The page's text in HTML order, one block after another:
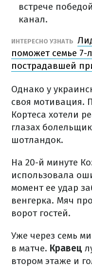
встрече
канал.
ИНТЕРЕСНО УЗНАТЬ
поможет семье 7-
пострадавшей
Однако у
своя мотивация.
Кортеса хотели
глазах
шотландок.
На 20-й минуте
использовала
момент ее удар
венгерка. Мяч
ворот гостей.
Уже через семь
в матче. Кравец
втором этаже и